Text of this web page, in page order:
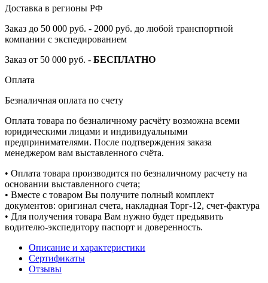
Доставка в регионы РФ
Заказ до 50 000 руб. - 2000 руб. до любой транспортной
компании с экспедированием
Заказ от 50 000 руб. - БЕСПЛАТНО
Оплата
Безналичная оплата по счету
Оплата товара по безналичному расчёту возможна всеми
юридическими лицами и индивидуальными
предпринимателями. После подтверждения заказа
менеджером вам выставленного счёта.
• Оплата товара производится по безналичному расчету на
основании выставленного счета;
• Вместе с товаром Вы получите полный комплект
документов: оригинал счета, накладная Торг-12, счет-фактура
• Для получения товара Вам нужно будет предъявить
водителю-экспедитору паспорт и доверенность.
Описание и характеристики
Сертификаты
Отзывы